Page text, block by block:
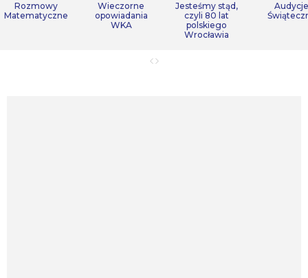
Rozmowy
Matematyczne
Wieczorne
opowiadania
WKA
Jesteśmy stąd,
czyli 80 lat
polskiego
Wrocławia
Audycje